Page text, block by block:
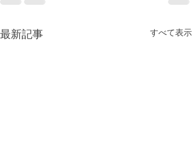
最新記事 すべて表示